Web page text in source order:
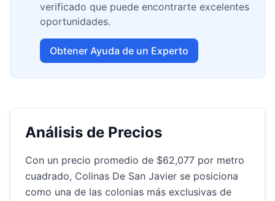
verificado que puede encontrarte excelentes
oportunidades.
Obtener Ayuda de un Experto
Análisis de Precios
Con un precio promedio de $62,077 por metro
cuadrado, Colinas De San Javier se posiciona
como una de las colonias más exclusivas de